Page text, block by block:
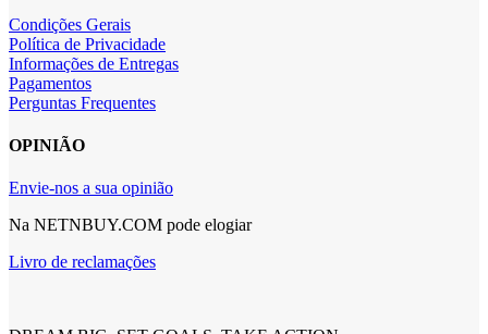
Condições Gerais
Política de Privacidade
Informações de Entregas
Pagamentos
Perguntas Frequentes
OPINIÃO
Envie-nos a sua opinião
Na NETNBUY.COM pode elogiar
Livro de reclamações